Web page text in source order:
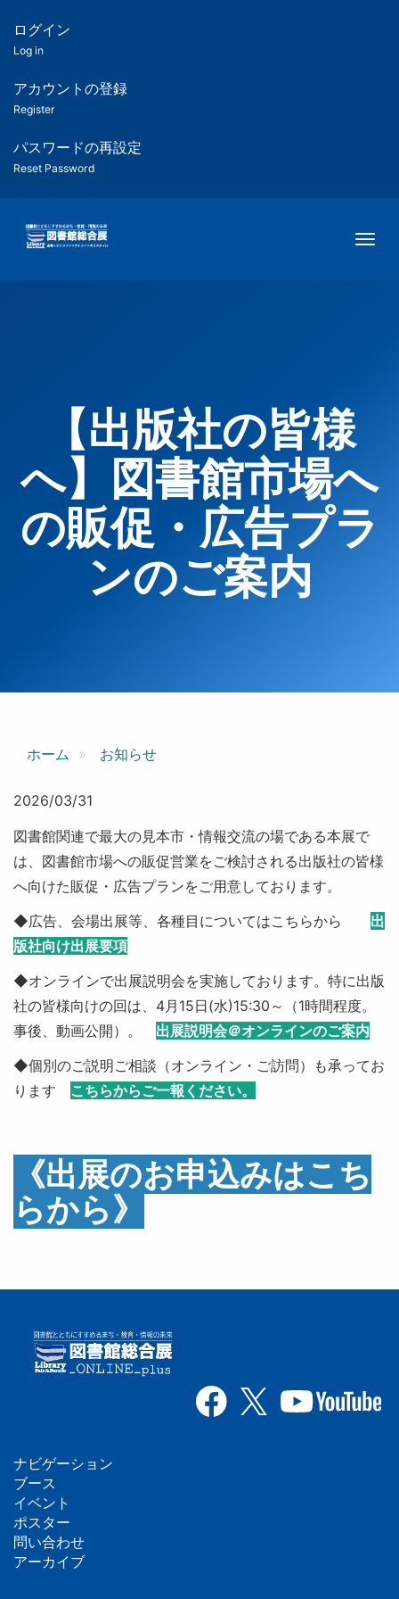
ツ
匿
名
ユ
ー
ー
用
メ
ログイン
Log in
アカウントの登録
Register
パスワードの再設定
Reset Password
【出版社の皆様
へ】図書館市場へ
の販促・広告プラ
ンのご案内
ホーム お知らせ
2026/03/31
図書館関連で最大の見本市・情報交流の場である本展で
は、図書館市場への販促営業をご検討される出版社の皆様
へ向けた販促・広告プランをご用意しております。
◆広告、会場出展等、各種目についてはこちらから 出
版社向け出展要項
◆オンラインで出展説明会を実施しております。特に出版
社の皆様向けの回は、4月15日(水)15:30～（1時間程度。
事後、動画公開）。 出展説明会＠オンラインのご案内
◆個別のご説明ご相談（オンライン・ご訪問）も承ってお
ります
こちらからご一報ください。
《出展のお申込みはこち
らから》
フ
ッ
タ
ナビゲーション
ブース
イベント
ポスター
問い合わせ
アーカイブ